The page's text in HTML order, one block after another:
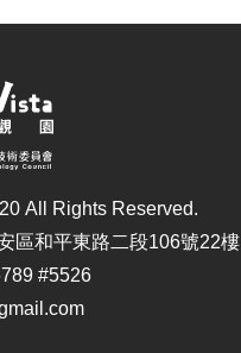
All Rights Reserved.
區和平東路二段106號22樓
#5526